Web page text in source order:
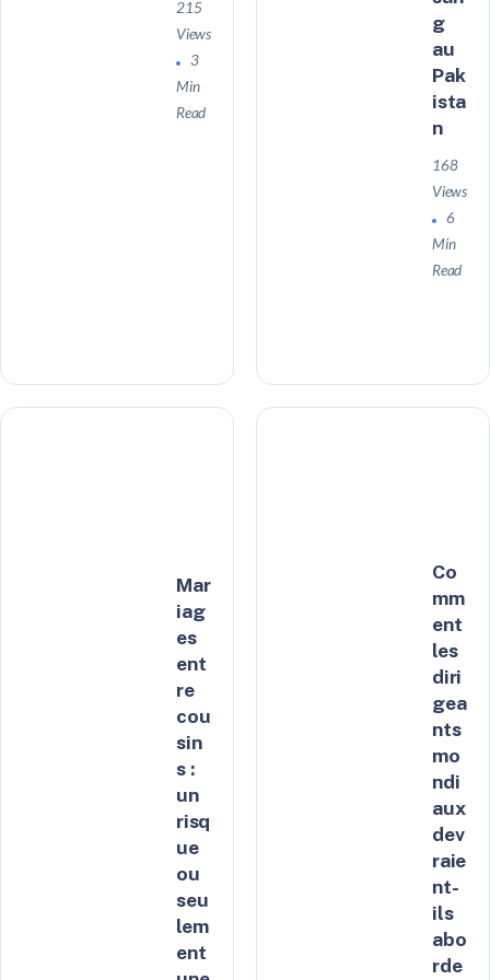
215
Views
3
Min
Read
g
au
Pak
ista
n
168
Views
6
Min
Read
Mar
iag
es
ent
re
cou
sin
s ​​:
un
risq
ue
ou
seu
lem
ent
Co
mm
ent
les
diri
gea
nts
mo
ndi
aux
dev
raie
nt-
ils
abo
rde